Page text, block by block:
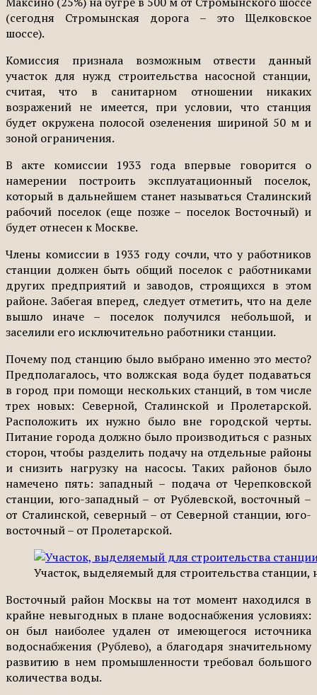
(сегодня Стромынская дорога – это Щелковское
шоссе).
Комиссия признала возможным отвести данный
участок для нужд строительства насосной станции,
считая, что в санитарном отношении никаких
возражений не имеется, при условии, что станция
будет окружена полосой озеленения шириной 50 м и
зоной ограничения.
В акте комиссии 1933 года впервые говорится о
намерении построить эксплуатационный поселок,
который в дальнейшем станет называться Сталинский
рабочий поселок (еще позже – поселок Восточный) и
будет отнесен к Москве.
Члены комиссии в 1933 году сочли, что у работников
станции должен быть общий поселок с работниками
других предприятий и заводов, строящихся в этом
районе. Забегая вперед, следует отметить, что на деле
вышло иначе – поселок получился небольшой, и
заселили его исключительно работники станции.
Почему под станцию было выбрано именно это место?
Предполагалось, что волжская вода будет подаваться
в город при помощи нескольких станций, в том числе
трех новых: Северной, Сталинской и Пролетарской.
Расположить их нужно было вне городской черты.
Питание города должно было производиться с разных
сторон, чтобы разделить подачу на отдельные районы
и снизить нагрузку на насосы. Таких районов было
намечено пять: западный – подача от Черепковской
станции, юго-западный – от Рублевской, восточный –
от Сталинской, северный – от Северной станции, юго-
восточный – от Пролетарской.
Участок, выделяемый для строительства станции,
Восточный район Москвы на тот момент находился в
крайне невыгодных в плане водоснабжения условиях:
он был наиболее удален от имеющегося источника
водоснабжения (Рублево), а благодаря значительному
развитию в нем промышленности требовал большого
количества воды.